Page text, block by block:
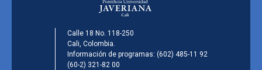
Calle 18 No. 118-250
Cali, Colombia.
Información de programas: (602) 485-11 92
(60-2) 321-82 00